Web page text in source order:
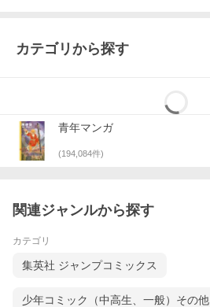
カテゴリから探す
青年マンガ
(194,084件)
関連ジャンルから探す
カテゴリ
集英社 ジャンプコミックス
少年コミック（中高生、一般）その他